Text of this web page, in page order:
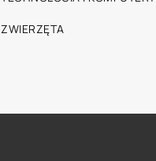
ZWIERZĘTA